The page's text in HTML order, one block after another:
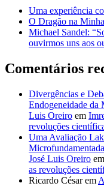
Uma experiência
O Dragão na
Michael Sandel:
ouvirmos uns aos
Comentários
Divergências e
Endogeneidade da
Luis Oreiro em
revoluções
Uma Avaliação
José Luis Oreiro em
as revoluções
Ricardo Césarem